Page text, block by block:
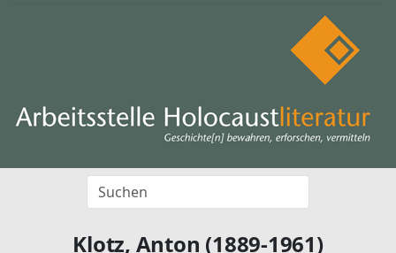
Klotz, Anton (1889-1961)